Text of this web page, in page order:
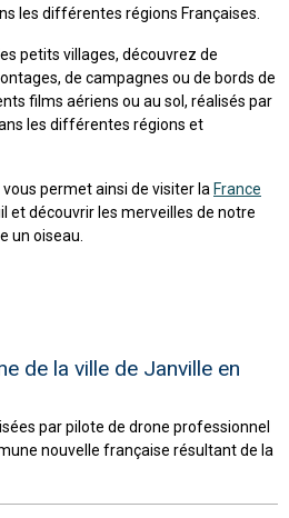
les différentes régions Françaises.
petits villages, découvrez de
de campagnes ou de bords de
films aériens ou au sol, réalisés par
les différentes régions et
permet ainsi de visiter la France
et découvrir les merveilles de notre
un oiseau.
de la ville de Janville en
par pilote de drone professionnel
nouvelle française résultant de la